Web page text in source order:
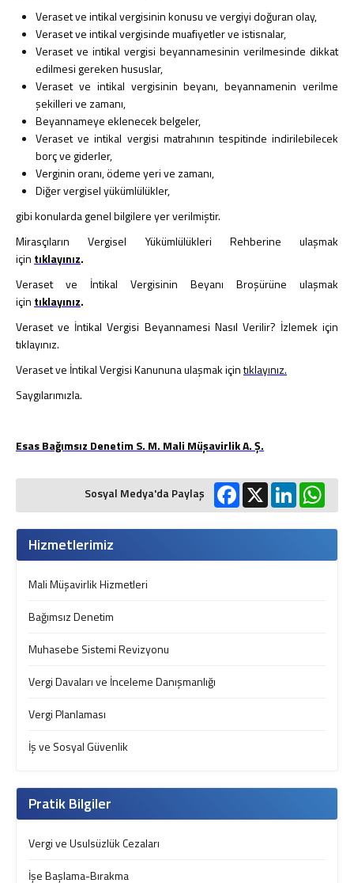
2024 - Sirküler
2023 - Sirküler
2022 - Sirküler
2021 - Sirküler
2020 - Sirküler
2019 - Sirküler
2018 - Sirküler
2017 - Sirküler
2016 - Sirküler
2015 - Sirküler
İşe Başlama-Bırakma
Oranlar
Hadler ve Tutarlar
İş ve Sosyal Güvenlik
Menkul Kıymet Kazançlarının Vergilendirilmesi
Beyanname Verme ve Ödeme Süreleri
Ba, Bs Formları
Hesaplamalar
Vergi
SGK
Diğerleri
Mukteza-Özelge
Yargı Kararı
Kariyer
Teklif İsteyin
Veraset ve intikal vergisinin konusu ve vergiyi doğuran olay,
Veraset ve intikal vergisinde muafiyetler ve istisnalar,
Veraset ve intikal vergisi beyannamesinin verilmesinde dikkat
edilmesi gereken hususlar,
Veraset ve intikal vergisinin beyanı, beyannamenin verilme
şekilleri ve zamanı,
Beyannameye eklenecek belgeler,
Veraset ve intikal vergisi matrahının tespitinde indirilebilecek
borç ve giderler,
Verginin oranı, ödeme yeri ve zamanı,
Diğer vergisel yükümlülükler,
gibi konularda genel bilgilere yer verilmiştir.
Mirasçıların Vergisel Yükümlülükleri Rehberine ulaşmak
için tıklayınız.
Veraset ve İntikal Vergisinin Beyanı Broşürüne ulaşmak
için tıklayınız.
Veraset ve İntikal Vergisi Beyannamesi Nasıl Verilir? İzlemek için
tıklayınız.
Veraset ve İntikal Vergisi Kanununa ulaşmak içintıklayınız.
Saygılarımızla.
Esas Bağımsız Denetim S. M. Mali Müşavirlik A. Ş.
Sosyal Medya'da Paylaş Facebook
X LinkedIn
Hizmetlerimiz
Mali Müşavirlik Hizmetleri
Bağımsız Denetim
Muhasebe Sistemi Revizyonu
Vergi Davaları ve İnceleme Danışmanlığı
Vergi Planlaması
İş ve Sosyal Güvenlik
Pratik Bilgiler
Vergi ve Usulsüzlük Cezaları
İşe Başlama-Bırakma